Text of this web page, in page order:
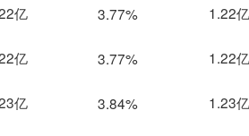
亿 3.77% 1.22亿
亿 3.77% 1.22亿
亿 3.84% 1.23亿